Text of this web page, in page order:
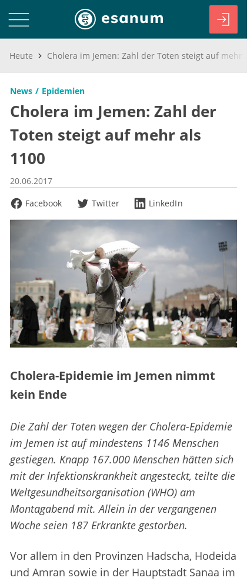
Heute
News Epidemien
Cholera im Jemen: Zahl der
Toten steigt auf mehr als
1100
20.06.2017
Facebook
Twitter LinkedIn
Cholera-Epidemie im Jemen nimmt
kein Ende
Die Zahl der Toten wegen der Cholera-Epidemie
im Jemen ist auf mindestens 1146 Menschen
gestiegen. Knapp 167.000 Menschen hätten sich
mit der Infektionskrankheit angesteckt, teilte die
Weltgesundheitsorganisation (WHO) am
Montagabend mit. Allein in der vergangenen
Woche seien 187 Erkrankte gestorben.
Vor allem in den Provinzen Hadscha, Hodeida
und Amran sowie in der Hauptstadt Sanaa im